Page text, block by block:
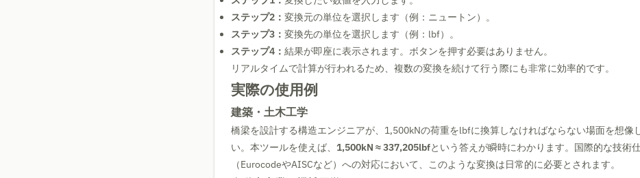
ステップ2： 変換元の単位を選択します（例：ニュートン）。
ステップ3： 変換先の単位を選択します（例：lbf）。
ステップ4： 結果が即座に表示されます。ボタンを押す必要はありません。
リアルタイムで計算が行われるため、複数の変換を続けて行う際にも非常に効率的です。
実際の使用例
建築・土木工学
橋梁を設計する構造エンジニアが、1,500kNの荷重をlbfに換算しなければならない場面を想像
い。本ツールを使えば、 1,500kN ≈ 337,205lbfという答えが瞬時にわかります。国際的な技術
（EurocodeやAISCなど）への対応において、このような変換は日常的に必要とされます。